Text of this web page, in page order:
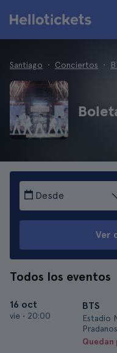
Santiago Conciertos
Desde
Ver
Todos los eventos
16 oct
vie • 20:00
BTS
Estadio